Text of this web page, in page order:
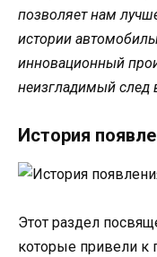
позволяет нам
истории
инновационный
неизгладимый след
История
Этот раздел
которые привели к